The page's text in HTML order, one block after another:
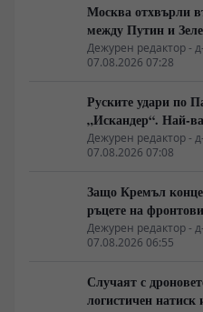
Москва отхвърли
между Путин и
Дежурен редактор -
07.08.2026 07:28
Руските удари по
„Искандер“. Най-
унищожен.
специалисти“?
Дежурен редактор -
07.08.2026 07:08
Защо Кремъл
ръцете на
Дежурен редактор -
07.08.2026 06:55
Случаят с
логистичен